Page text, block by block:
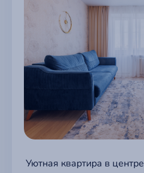
Уютная квартира в центре